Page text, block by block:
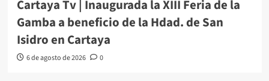
Cartaya Tv | Inaugurada la XIII Feria de la
Gamba a beneficio de la Hdad. de San
Isidro en Cartaya
6 de agosto de 2026 0